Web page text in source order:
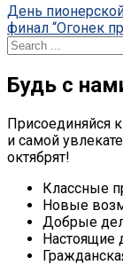
Post
navigation
День
финал “Огонек
Search
for:
Будь с
Присоединяйся
и самой
октябрят!
Классные
Новые
Добрые
Настоящие